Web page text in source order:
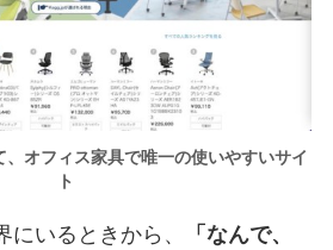
オフィス家具で唯一の使いやすいサイ
ト
いるときから、
「なんで、